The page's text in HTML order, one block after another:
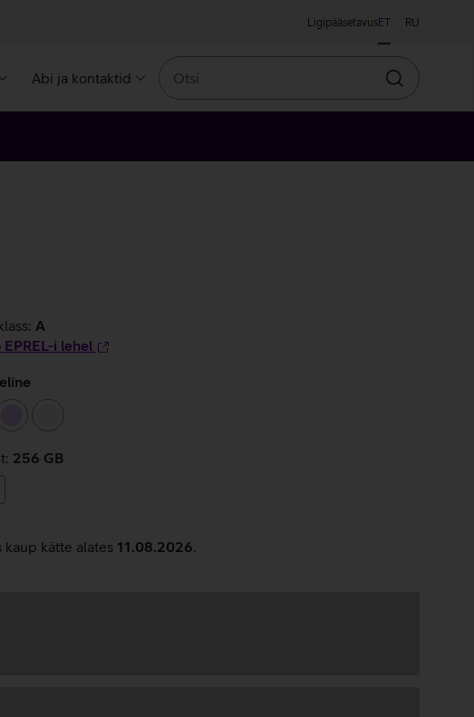
LigipääsetavusET RU
Abi ja kontaktid
Otsin
A
i lehel
256 GB
kaup kätte alates 11.08.2026